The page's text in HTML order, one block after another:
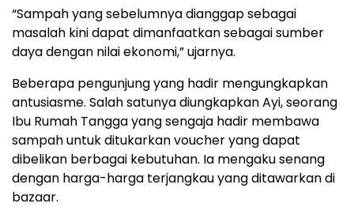
“Sampah yang sebelumnya dianggap sebagai
masalah kini dapat dimanfaatkan sebagai sumber
daya dengan nilai ekonomi,” ujarnya.
Beberapa pengunjung yang hadir mengungkapkan
antusiasme. Salah satunya diungkapkan Ayi, seorang
Ibu Rumah Tangga yang sengaja hadir membawa
sampah untuk ditukarkan voucher yang dapat
dibelikan berbagai kebutuhan. Ia mengaku senang
dengan harga-harga terjangkau yang ditawarkan di
bazaar.